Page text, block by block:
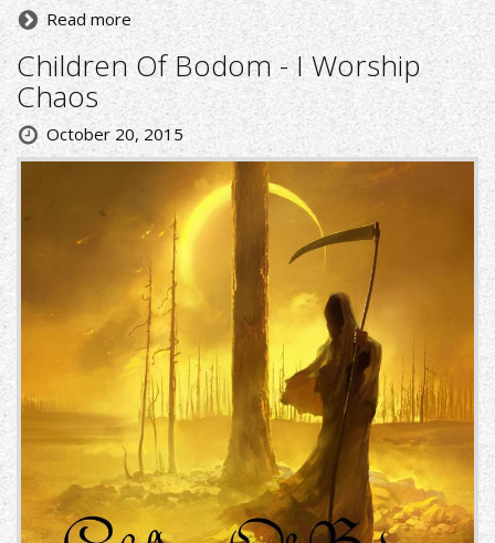
Read more
Children Of Bodom - I Worship
Chaos
October 20, 2015